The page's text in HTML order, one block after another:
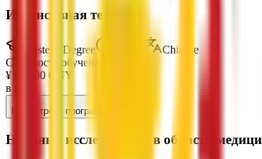
Интенсивная терапия
Master's Degree
Chinese
Стоимость обучения
¥
50,000 CNY
в год
Посмотреть программу
Научные исследования в области